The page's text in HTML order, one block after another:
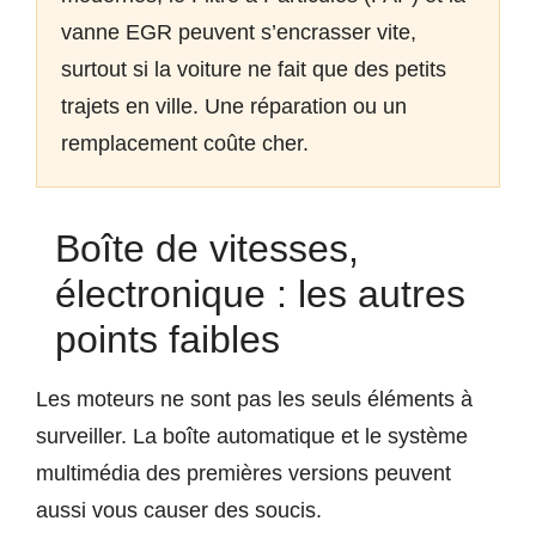
vanne EGR peuvent s’encrasser vite,
surtout si la voiture ne fait que des petits
trajets en ville. Une réparation ou un
remplacement coûte cher.
Boîte de vitesses,
électronique : les autres
points faibles
Les moteurs ne sont pas les seuls éléments à
surveiller. La boîte automatique et le système
multimédia des premières versions peuvent
aussi vous causer des soucis.